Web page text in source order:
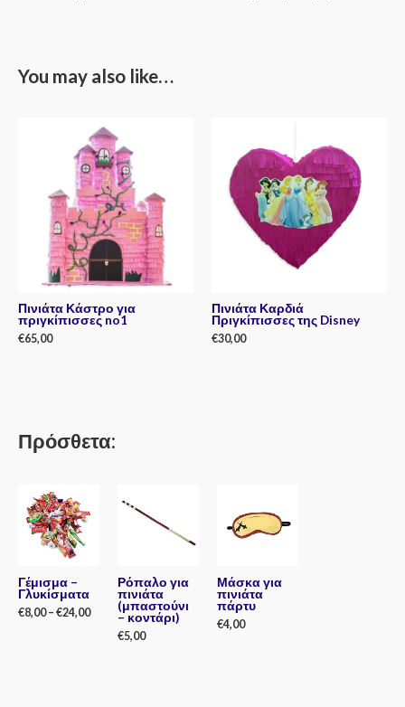
You may also like…
Πινιάτα Κάστρο για
πριγκίπισσες no1
€65,00
Πινιάτα Καρδιά
Πριγκίπισσες της Disney
€30,00
Πρόσθετα:
Γέμισμα –
Γλυκίσματα
€8,00– €24,00
Ρόπαλο για
πινιάτα
(μπαστούνι
– κοντάρι)
€5,00
Μάσκα για
πινιάτα
πάρτυ
€4,00